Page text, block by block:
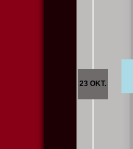
23 OKT.